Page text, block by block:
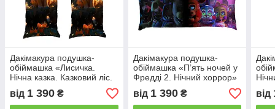
Дакімакура подушка-
обіймашка «Лисичка.
Нічна казка. Казковий ліс.
Fox»
від 1 390 ₴
Дакімакура подушка-
обіймашка «П’ять ночей у
Фредді 2. Нічний хоррор»
від 1 390₴ від